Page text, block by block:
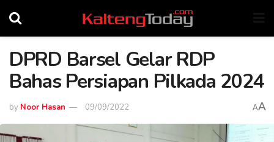
DPRD Barsel Gelar RDP
Bahas Persiapan Pilkada 2024
by Noor Hasan 09/09/2022 AA